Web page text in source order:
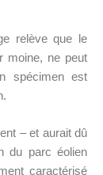
relève que le
moine, ne peut
spécimen est
– et aurait dû
du parc éolien
caractérisé